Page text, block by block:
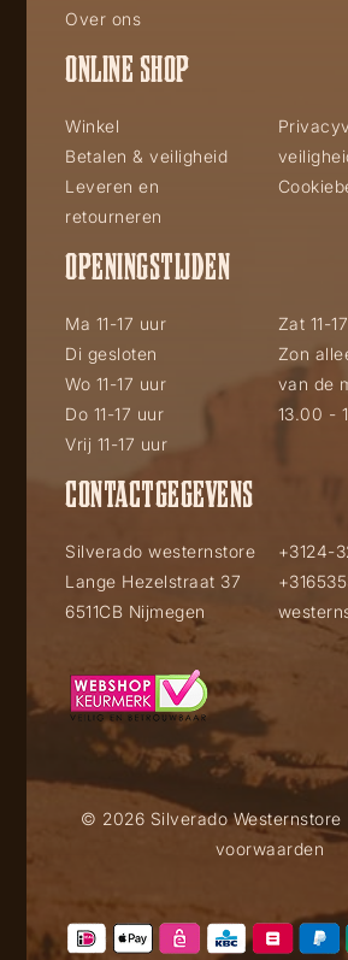
Over ons
ONLINE SHOP
Winkel
Betalen & veiligheid
Leveren en
retourneren
OPENINGSTIJDEN
Ma 11-17 uur
Di gesloten
Wo 11-17 uur
Do 11-17 uur
Vrij 11-17 uur
Zat 11-
Zon
van de
13.00 -
CONTACTGEGEVENS
Silverado westernstore
Lange Hezelstraat 37
6511CB Nijmegen
+3124-
© 2026 Silverado Westernstore
voorwaarden